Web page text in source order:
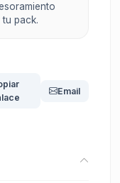
pack.
Email